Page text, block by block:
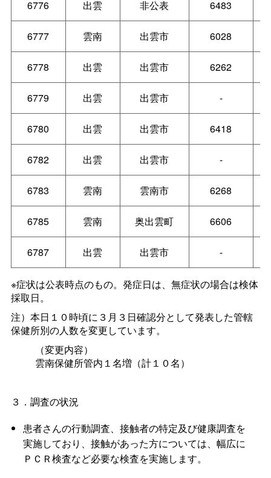
6776 出雲 非公表 6483
6777 雲南 出雲市 6028
6778 出雲 出雲市 6262
6779 出雲 出雲市 -
6780 出雲 出雲市 6418
6782 出雲 出雲市 -
6783 雲南 雲南市 6268
6785 雲南 奥出雲町 6606
6787 出雲 出雲市 -
※症状は公表時点のもの。発症日は、無症状の場合は検体
採取日。
注）本日１０時頃に３月３日確認分として発表した管轄
保健所別の人数を変更しています。
（変更内容）
雲南保健所管内１名増（計１０名）
３．調査の状況
患者さんの行動調査、接触者の特定及び健康調査を
実施しており、接触があった方については、幅広に
ＰＣＲ検査など必要な検査を実施します。